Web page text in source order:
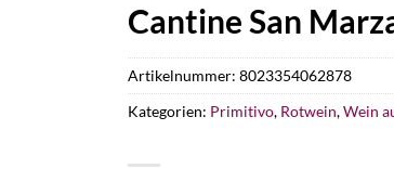
Cantine San
Artikelnummer:8023354062878
Kategorien: Primitivo, Rotwein,Wein